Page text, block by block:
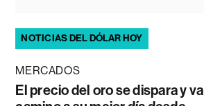
NOTICIAS DEL DÓLAR HOY
MERCADOS
El precio del oro se dispara y va